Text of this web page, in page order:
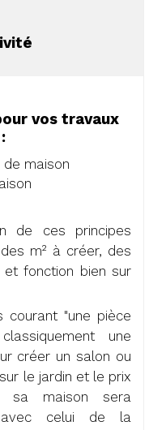
vos travaux
de maison
de ces principes
m² à créer, des
et fonction bien sur
courant "une pièce
une
créer un salon ou
le jardin et le prix
sa maison sera
avec celui de la